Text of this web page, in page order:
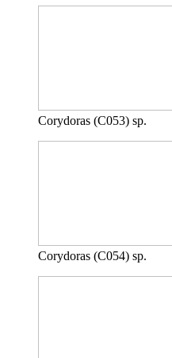
Corydoras (C053) sp.
Corydoras (C054) sp.